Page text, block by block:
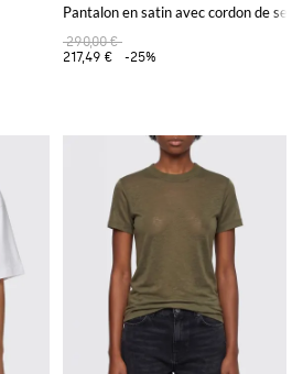
Pantalon en satin avec cordon de
290,00 €
217,49 €
-25%